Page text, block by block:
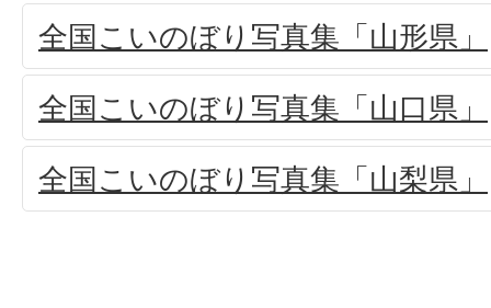
全国こいのぼり写真集「山形県」
全国こいのぼり写真集「山口県」
全国こいのぼり写真集「山梨県」